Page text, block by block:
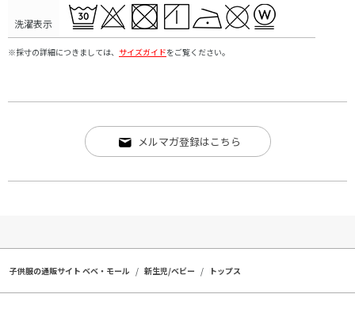
洗濯表示
※採寸の詳細につきましては、 サイズガイドをご覧ください。
メルマガ登録はこちら
子供服の通販サイト ベベ・モール 新生児/ベビー トップス